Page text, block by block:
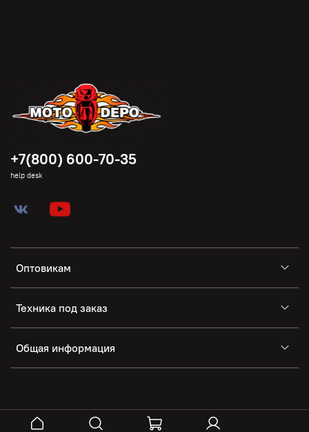
Оптовикам
Техника под заказ
Общая информация
+7(800) 600-70-35
help desk